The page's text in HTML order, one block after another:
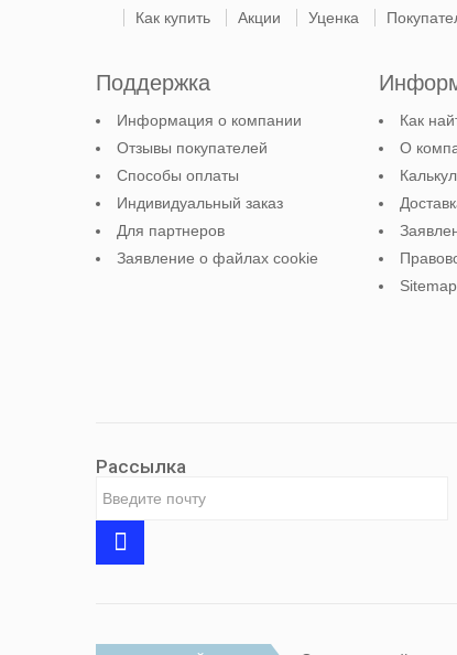
Как купить Акции Уценка
Поддержка
Информация о компании
Отзывы покупателей
Способы оплаты
Индивидуальный заказ
Для партнеров
Заявление о файлах cookie
Как
О
Sitemap
Рассылка